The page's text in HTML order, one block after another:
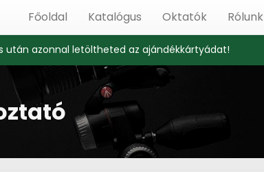
Főoldal Katalógus Oktatók Rólunk
után azonnal letöltheted az ajándékkártyádat!